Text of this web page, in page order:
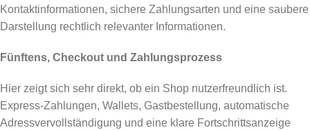
Kontaktinformationen, sichere Zahlungsarten und eine saubere
Darstellung rechtlich relevanter Informationen.
Fünftens, Checkout und Zahlungsprozess
Hier zeigt sich sehr direkt, ob ein Shop nutzerfreundlich ist.
Express-Zahlungen, Wallets, Gastbestellung, automatische
Adressvervollständigung und eine klare Fortschrittsanzeige